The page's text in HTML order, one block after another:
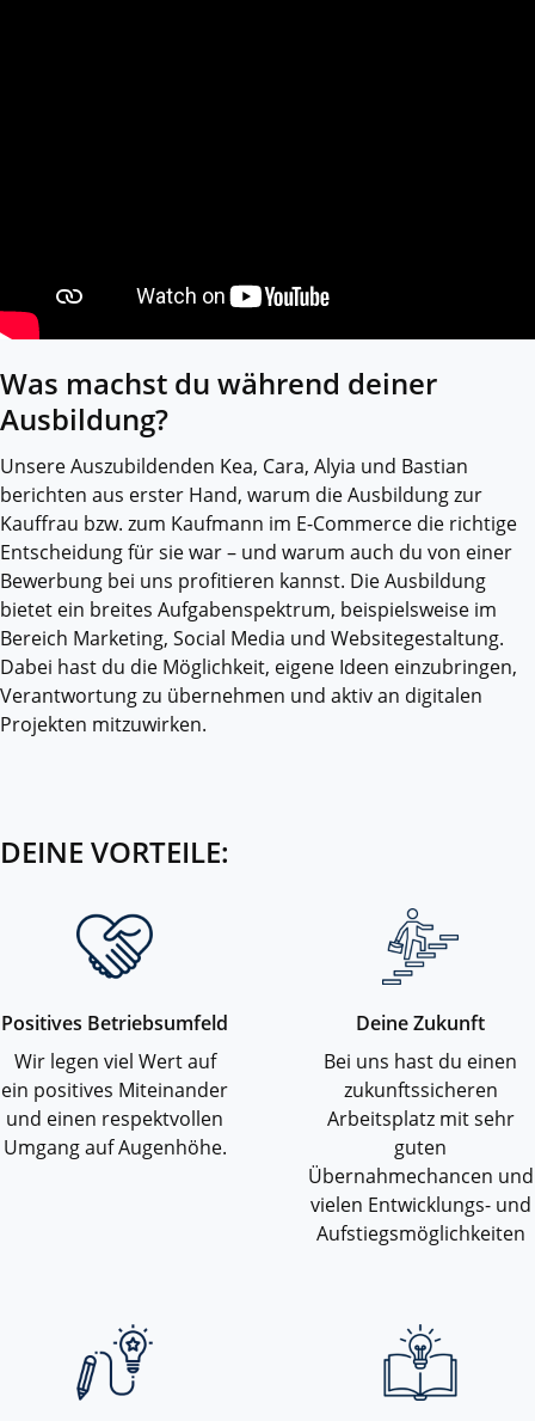
Was machst du während deiner
Ausbildung?
Unsere Auszubildenden Kea, Cara, Alyia und Bastian
berichten aus erster Hand, warum die Ausbildung zur
Kauffrau bzw. zum Kaufmann im E-Commerce die richtige
Entscheidung für sie war – und warum auch du von einer
Bewerbung bei uns profitieren kannst. Die Ausbildung
bietet ein breites Aufgabenspektrum, beispielsweise im
Bereich Marketing, Social Media und Websitegestaltung.
Dabei hast du die Möglichkeit, eigene Ideen einzubringen,
Verantwortung zu übernehmen und aktiv an digitalen
Projekten mitzuwirken.
DEINE VORTEILE:
Positives Betriebsumfeld
Wir legen viel Wert auf
ein positives Miteinander
und einen respektvollen
Umgang auf Augenhöhe.
Deine Zukunft
Bei uns hast du einen
zukunftssicheren
Arbeitsplatz mit sehr
guten
Übernahmechancen und
vielen Entwicklungs- und
Aufstiegsmöglichkeiten